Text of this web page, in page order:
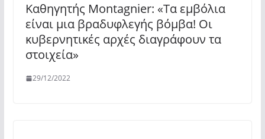
Kαθηγητής Montagnier: «Τα εμβόλια
είναι μια βραδυφλεγής βόμβα! Οι
κυβερνητικές αρχές διαγράφουν τα
στοιχεία»
29/12/2022